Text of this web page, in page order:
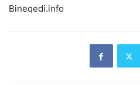
Bineqedi.info